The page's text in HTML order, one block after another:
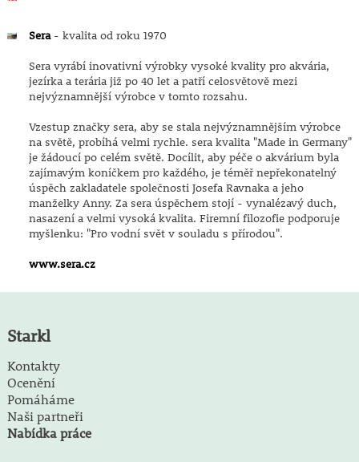
Sera- kvalita od roku 1970
Sera vyrábí inovativní výrobky vysoké kvality pro akvária,
jezírka a terária již po 40 let a patří celosvětově mezi
nejvýznamnější výrobce v tomto rozsahu.
Vzestup značky sera, aby se stala nejvýznamnějším výrobce
na světě, probíhá velmi rychle. sera kvalita "Made in Germany"
je žádoucí po celém světě. Docílit, aby péče o akvárium byla
zajímavým koníčkem pro každého, je téměř nepřekonatelný
úspěch zakladatele společnosti Josefa Ravnaka a jeho
manželky Anny. Za sera úspěchem stojí - vynalézavý duch,
nasazení a velmi vysoká kvalita. Firemní filozofie podporuje
myšlenku: "Pro vodní svět v souladu s přírodou".
www.sera.cz
Starkl
Kontakty
Ocenění
Pomáháme
Naši partneři
Nabídka práce